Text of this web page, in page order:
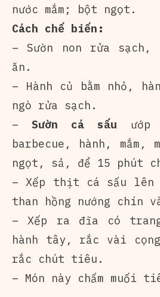
nước mắm; bột ngọt.
Cách chế biến:
– Sườn non rửa sạch,
ăn.
– Hành củ bằm nhỏ,
ngò rửa sạch.
–Sườn cá sấu ướp
barbecue, hành,
ngọt, sả, để 15 phút
– Xếp thịt cá sấu
than hồng nướng chín
– Xếp ra đĩa có
hành tây, rắc vài
rắc chút tiêu.
– Món này chấm muối